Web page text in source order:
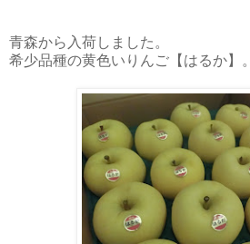
青森から入荷しました。
希少品種の黄色いりんご【はるか】。